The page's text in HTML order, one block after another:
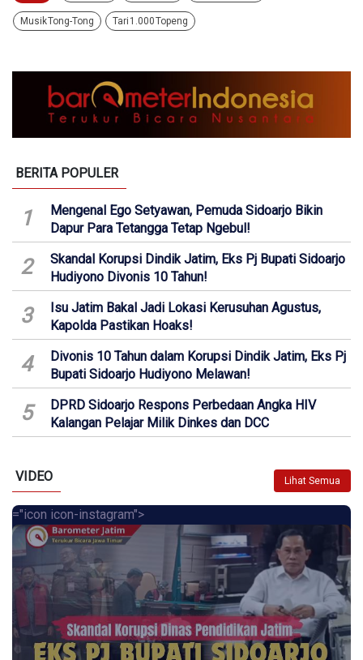
Musik Tong-Tong Tari 1.000 Topeng
BERITA POPULER
1
Mengenal Ego Setyawan, Pemuda Sidoarjo Bikin
Dapur Para Tetangga Tetap Ngebul!
2
Skandal Korupsi Dindik Jatim, Eks Pj Bupati Sidoarjo
Hudiyono Divonis 10 Tahun!
3
Isu Jatim Bakal Jadi Lokasi Kerusuhan Agustus,
Kapolda Pastikan Hoaks!
4
Divonis 10 Tahun dalam Korupsi Dindik Jatim, Eks Pj
Bupati Sidoarjo Hudiyono Melawan!
5
DPRD Sidoarjo Respons Perbedaan Angka HIV
Kalangan Pelajar Milik Dinkes dan DCC
VIDEO Lihat Semua
="icon icon-instagram">